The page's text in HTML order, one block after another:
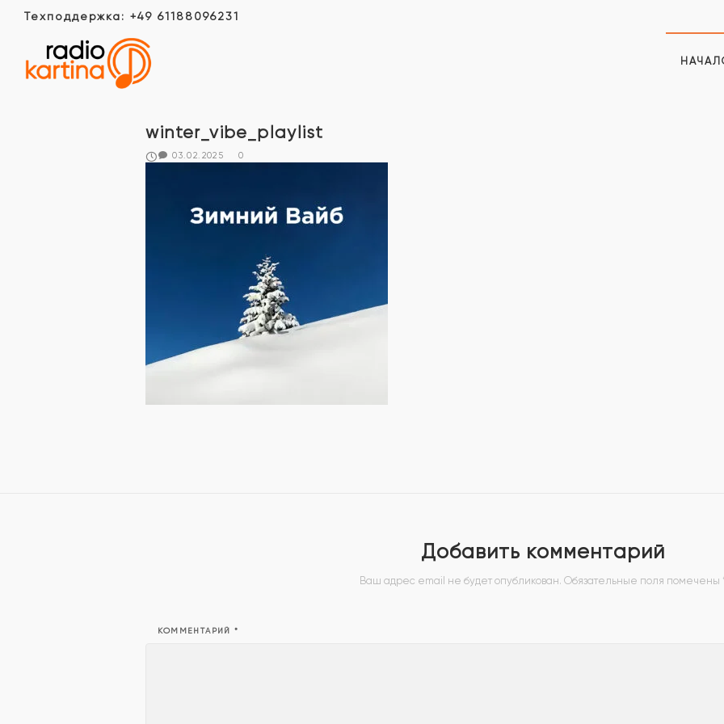
Техподдержка: +49 61188096231
winter_vibe_playlist
03.02.2025 0
Добавить комментарий
Ваш адрес email не будет опубликован. Обязательные поля помечены
КОММЕНТАРИЙ*